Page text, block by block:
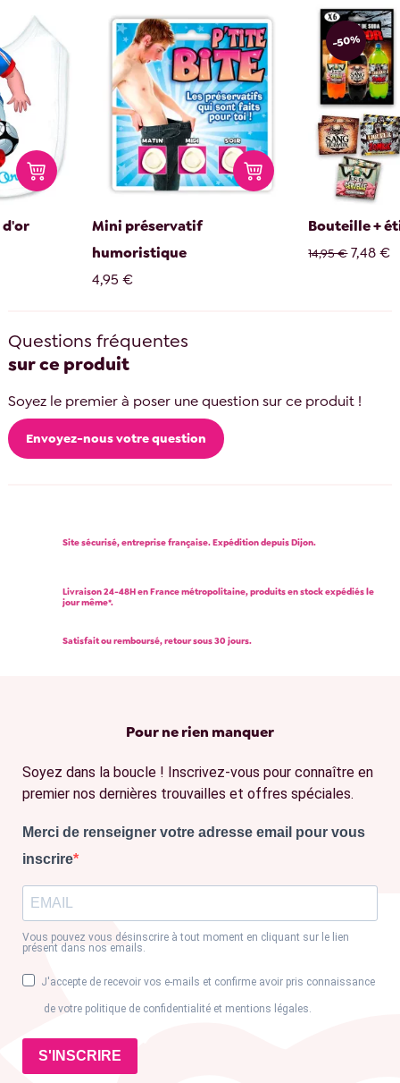
d'or
Mini préservatif
humoristique
4,95 €
-50%
Bouteille +
14,95 € 7,48 €
Questions fréquentes
sur ce produit
Soyez le premier à poser une question sur ce produit !
Envoyez-nous votre question
Site sécurisé, entreprise française. Expédition depuis Dijon.
Livraison 24-48H en France métropolitaine, produits en stock expédiés le
jour même*.
Satisfait ou remboursé, retour sous 30 jours.
Pour ne rien manquer
Soyez dans la boucle ! Inscrivez-vous pour connaître en
premier nos dernières trouvailles et offres spéciales.
Merci de renseigner votre adresse email pour vous
inscrire
Vous pouvez vous désinscrire à tout moment en cliquant sur le lien
présent dans nos emails.
J'accepte de recevoir vos e-mails et confirme avoir pris connaissance
de votre politique de confidentialité et mentions légales.
S'INSCRIRE